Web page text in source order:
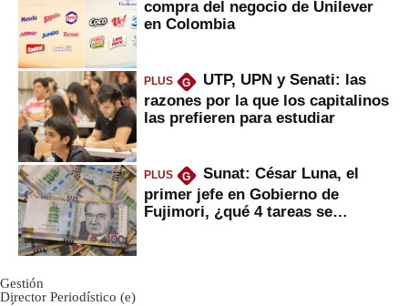
compra del negocio de Unilever
en Colombia
PLUS G
UTP, UPN y Senati: las
razones por la que los capitalinos
las prefieren para estudiar
PLUS G
Sunat: César Luna, el
primer jefe en Gobierno de
Fujimori, ¿qué 4 tareas se
Gestión
Director Periodístico (e)